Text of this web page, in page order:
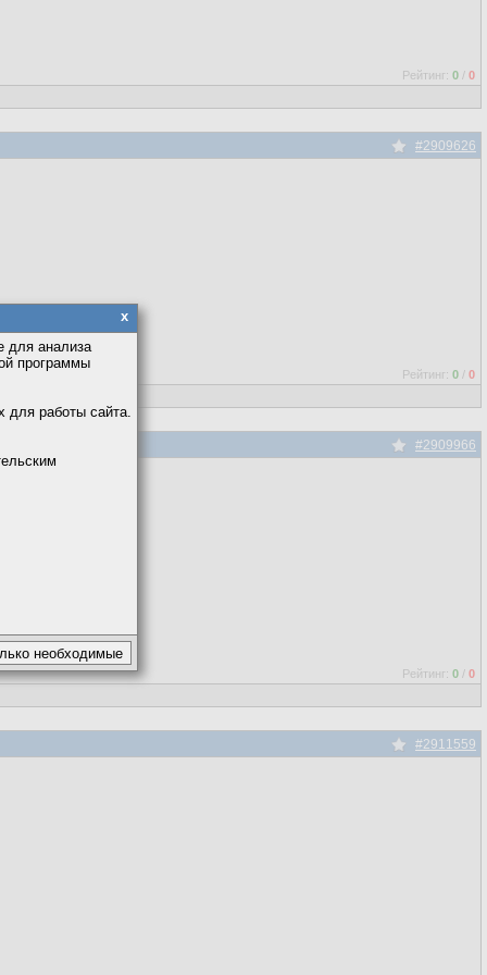
Рейтинг: 0 / 0
#2909626
Рейтинг: 0 / 0
#2909966
Рейтинг: 0 / 0
#2911559
x
для анализа
программы
для работы сайта.